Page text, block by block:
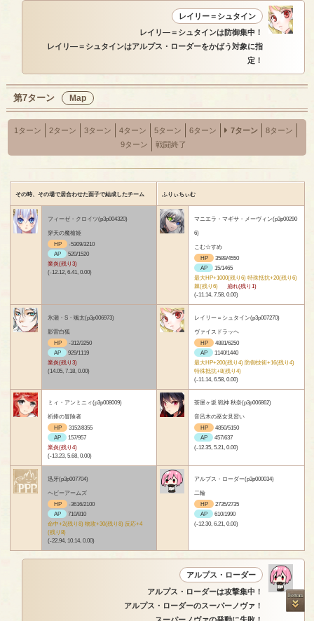
レイリー＝シュタイン
レイリ―＝シュタインは防御集中！
レイリ―＝シュタインはアルプス・ローダーをかばう対象に指
定！
第7ターン Map
1ターン 2ターン 3ターン 4ターン 5ターン 6ターン 7ターン
8ターン
9ターン
戦闘終了
その時、その場で居合わせた面子で結成したチーム ふりぃちぃむ
フィーゼ・クロイツ(p3p004320)
穿天の魔槍姫
HP
-5309/3210
AP
520/1520
業炎(残り3)
(-12.12, 6.41, 0.00)
マニエラ・マギサ・メーヴィン(p3p00290
6)
こむ☆すめ
HP
3589/4550
AP
15/1465
最大HP+1000(残り6) 特殊抵抗+20(残り6)
棘(残り6)
崩れ(残り1)
(-11.14, 7.58, 0.00)
氷瀬・S・颯太(p3p006973)
影雷白狐
HP
-312/3250
AP
929/1119
業炎(残り3)
(14.05, 7.18, 0.00)
レイリー＝シュタイン(p3p007270)
ヴァイスドラッヘ
HP
4881/6250
AP
1140/1440
最大HP+200(残り4) 防御技術+16(残り4)
特殊抵抗+8(残り4)
(-11.14, 6.58, 0.00)
ミィ・アンミニィ(p3p008009)
祈捧の冒険者
HP
3152/8355
AP
157/957
業炎(残り4)
(-13.23, 5.68, 0.00)
茶屋ヶ坂 戦神 秋奈(p3p006862)
音呂木の巫女見習い
HP
4850/5150
AP
457/637
(-12.35, 5.21, 0.00)
迅牙(p3p007704)
ヘビーアームズ
HP
-3616/2100
AP
710/810
命中+2(残り8) 物攻+30(残り8) 反応+4
(残り8)
(-22.94, 10.14, 0.00)
アルプス・ローダー(p3p000034)
二輪
HP
2735/2735
AP
610/1990
(-12.30, 6.21, 0.00)
アルプス・ローダー
アルプス・ローダーは攻撃集中！
アルプス・ローダーのスーパーノヴァ！